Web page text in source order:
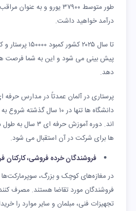
درآمد خواهید داشت.
تا سال ۲۰۲۵ کشور
پیش بینی می شود و این به شما فرصت
دهد.
پرستاری در آلمان عمدتاً در مدارس
دانشگاه ها تنها در ۱۰ سال
اند. دوره آموزش
ها برای شرکت در آن استقبال می شود.
فروشندگان خرده فروشی،
در مغازه‌های کوچک و بزرگ،
فروشندگان مورد تقاضا هستند. مصرف
تجهیزات فنی، مبلمان و سایر موارد را